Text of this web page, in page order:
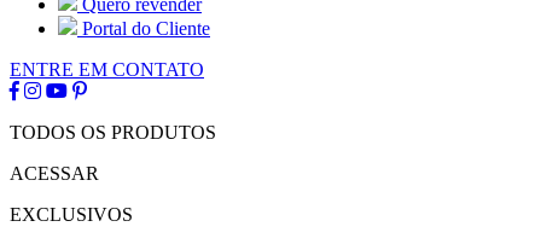
Quero revender
Portal do Cliente
ENTRE EM CONTATO
TODOS OS PRODUTOS
ACESSAR
EXCLUSIVOS